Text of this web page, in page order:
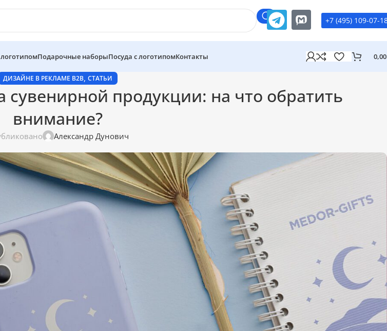
+7 (495) 109-07-
Подарочные наборыПосуда с логотипомКонтакты
ДИЗАЙНЕ В РЕКЛАМЕ B2B, СТАТЬИ
продукции: на что обратить
внимание?
Александр Дунович